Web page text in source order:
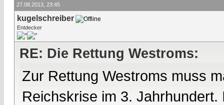
27.08.2013, 23:45
kugelschreiber
Entdecker
RE: Die Rettung Westroms:
Zur Rettung Westroms muss
Reichskrise im 3.